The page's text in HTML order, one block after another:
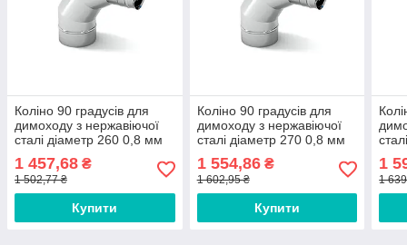
Коліно 90 градусів для
димоходу з нержавіючої
сталі діаметр 260 0,8 мм
1 457,68 ₴
1 502,77 ₴
Купити
Коліно 90 градусів для
димоходу з нержавіючої
сталі діаметр 270 0,8 мм
1 554,86₴
1 602,95 ₴
Купити
1
1